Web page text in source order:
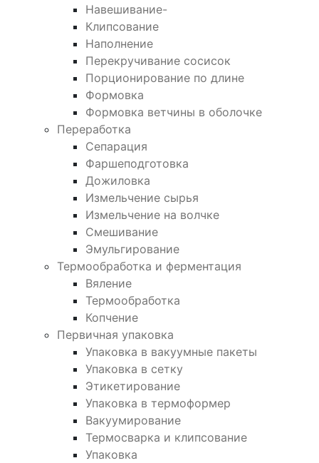
Навешивание-
Клипсование
Наполнение
Перекручивание сосисок
Порционирование по длине
Формовка
Формовка ветчины в оболочке
Переработка
Сепарация
Фаршеподготовка
Дожиловка
Измельчение сырья
Измельчение на волчке
Смешивание
Эмульгирование
Термообработка и ферментация
Вяление
Термообработка
Копчение
Первичная упаковка
Упаковка в вакуумные пакеты
Упаковка в сетку
Этикетирование
Упаковка в термоформер
Вакуумирование
Термосварка и клипсование
Упаковка